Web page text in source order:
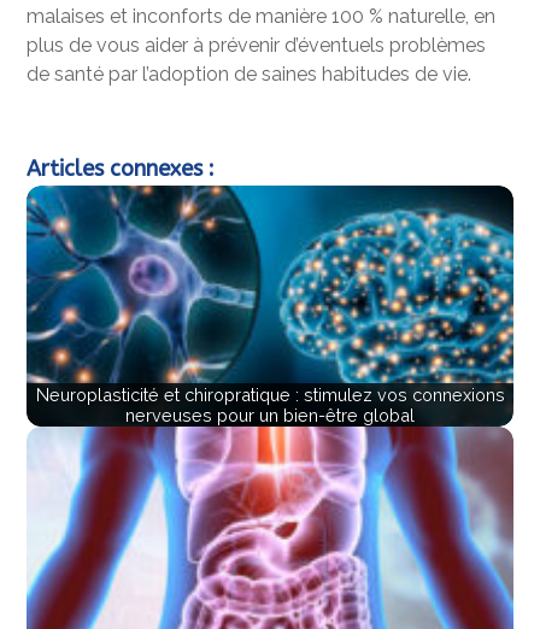
malaises et inconforts de manière 100 % naturelle, en
plus de vous aider à prévenir d’éventuels problèmes
de santé par l’adoption de saines habitudes de vie.
Articles connexes :
Neuroplasticité et chiropratique : stimulez vos connexions
nerveuses pour un bien-être global